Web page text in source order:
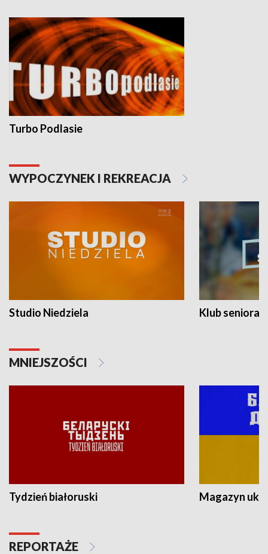
Turbo Podlasie
WYPOCZYNEK I REKREACJA
Studio Niedziela Klub seniora
MNIEJSZOŚCI
Tydzień białoruski Magazyn
REPORTAŻE